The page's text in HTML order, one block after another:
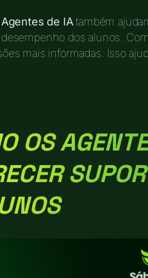
Agentes de IAtambém
dos alunos.
mais informadas. Isso
OS